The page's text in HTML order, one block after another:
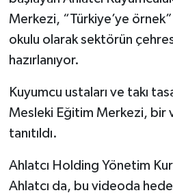
Merkezi, “Türkiye’ye
okulu olarak sektörün
hazırlanıyor.
Kuyumcu ustaları ve takı
Mesleki Eğitim Merkezi, bir
tanıtıldı.
Ahlatcı Holding Yönetim
Ahlatcı da, bu videoda